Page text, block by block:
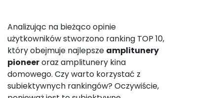
Analizując na bieżąco opinie
użytkowników stworzono ranking TOP 10,
który obejmuje najlepsze amplitunery
pioneeroraz amplitunery kina
domowego. Czy warto korzystać z
subiektywnych rankingów? Oczywiście,